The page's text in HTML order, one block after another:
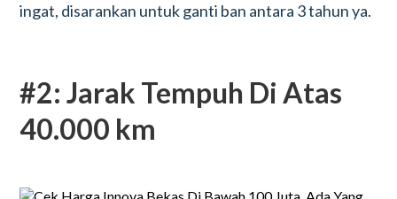
ingat, disarankan untuk ganti ban antara 3 tahun ya.
#2: Jarak Tempuh Di Atas
40.000 km